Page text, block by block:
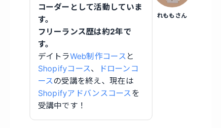
れももさん
コーダーとして活動していま
す。
フリーランス歴は約2年で
す。
デイトラWeb制作コース と
Shopifyコース、
ドローンコ
ースの受講を終え、現在は
Shopifyアドバンスコース を
受講中です！